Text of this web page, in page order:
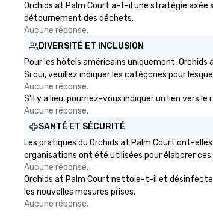
Orchids at Palm Court a-t-il une stratégie axée
détournement des déchets.
Aucune réponse.
DIVERSITÉ ET INCLUSION
Pour les hôtels américains uniquement,
Si oui, veuillez indiquer les catégories pour
Aucune réponse.
S'il y a lieu, pourriez-vous indiquer un lien vers
Aucune réponse.
SANTÉ ET SÉCURITÉ
Les pratiques du Orchids at Palm Court ont-
organisations ont été utilisées pour élaborer ces
Aucune réponse.
Orchids at Palm Court nettoie-t-il et désinfecte-
les nouvelles mesures prises.
Aucune réponse.